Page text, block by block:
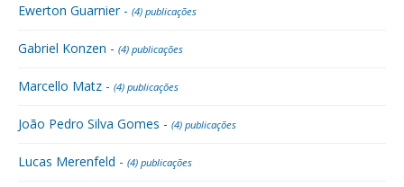
Ewerton Guarnier - (4) publicações
Gabriel Konzen - (4) publicações
Marcello Matz - (4) publicações
João Pedro Silva Gomes - (4) publicações
Lucas Merenfeld - (4) publicações